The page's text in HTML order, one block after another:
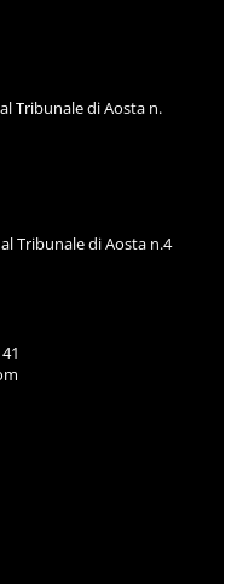
Tribunale di Aosta n.
Tribunale di Aosta n.4